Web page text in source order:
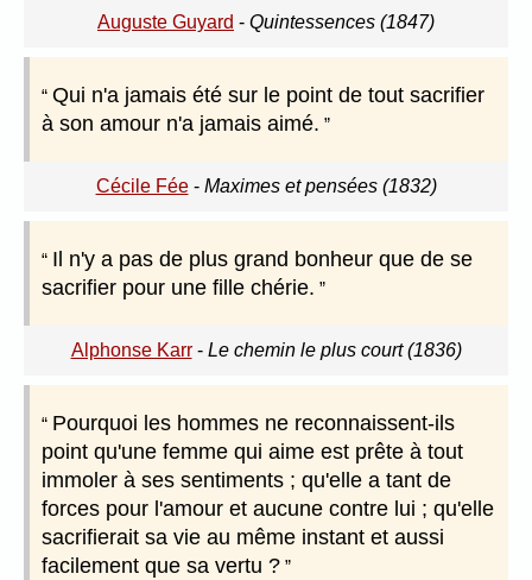
Auguste Guyard - Quintessences (1847)
Qui n'a jamais été sur le point de tout sacrifier
à son amour n'a jamais aimé.
Cécile Fée- Maximes et pensées (1832)
Il n'y a pas de plus grand bonheur que de se
sacrifier pour une fille chérie.
Alphonse Karr- Le chemin le plus court (1836)
Pourquoi les hommes ne reconnaissent-ils
point qu'une femme qui aime est prête à tout
immoler à ses sentiments ; qu'elle a tant de
forces pour l'amour et aucune contre lui ; qu'elle
sacrifierait sa vie au même instant et aussi
facilement que sa vertu ?